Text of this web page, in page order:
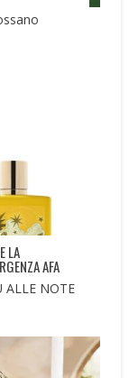
LA
AFA
ALLE NOTE